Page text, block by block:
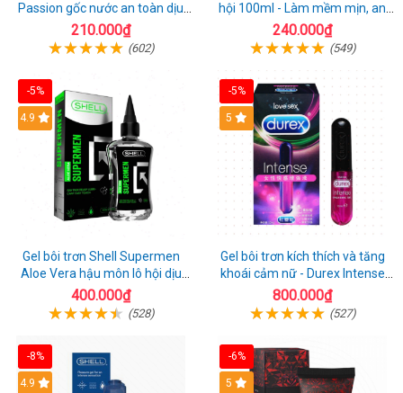
Passion gốc nước an toàn dịu
nhẹ
210.000₫
(602)
hội 100ml - Làm mềm mịn, an
toàn dịu nhẹ
240.000₫
(549)
-5%
Hot
4.9
Gel bôi trơn Shell Supermen
Aloe Vera hậu môn lô hội dịu
nhẹ 90ml
400.000₫
(528)
-5%
Hot
5
Gel bôi trơn kích thích và tăng
khoái cảm nữ - Durex Intense
Orgasmic - Chai 10ml
800.000₫
(527)
-8%
Hot
4.9
-6%
Hot
5